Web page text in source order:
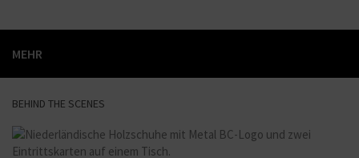
MEHR
BEHIND THE SCENES